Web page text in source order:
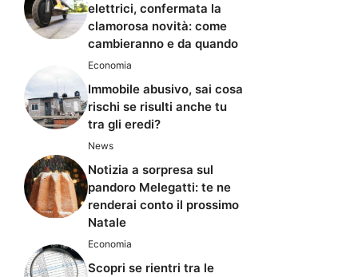
elettrici, confermata la
clamorosa novità: come
cambieranno e da quando
Economia
Immobile abusivo, sai cosa
rischi se risulti anche tu
tra gli eredi?
News
Notizia a sorpresa sul
pandoro Melegatti: te ne
renderai conto il prossimo
Natale
Economia
Scopri se rientri tra le